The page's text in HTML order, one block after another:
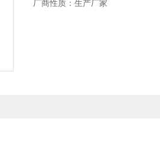
厂商性质：生产厂家